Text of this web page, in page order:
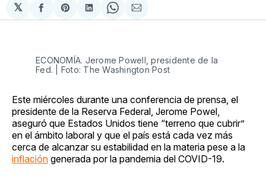
𝕏
Compartir
en
Share
on
Compartir
en
Share
on
Compartir
via
ECONOMÍA. Jerome Powell, presidente de la
Fed. | Foto: The Washington Post
Este miércoles durante una conferencia de prensa, el
presidente de la Reserva Federal, Jerome Powel,
aseguró que Estados Unidos tiene “terreno que cubrir”
en el ámbito laboral y que el país está cada vez más
cerca de alcanzar su estabilidad en la materia pese a la
inflación generada por la pandemia del COVID-19.